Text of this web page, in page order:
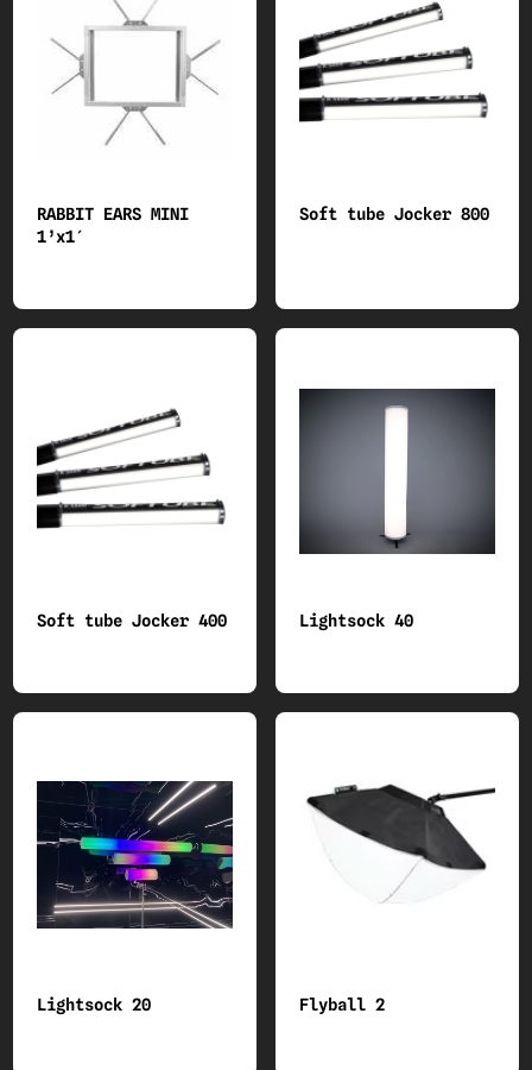
RABBIT EARS MINI
1’x1′
Soft tube Jocker 800
Soft tube Jocker 400 Lightsock 40
Lightsock 20 Flyball 2